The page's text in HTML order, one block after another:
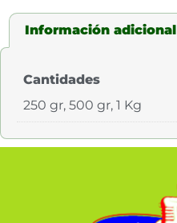
Información adicional
Cantidades
250 gr, 500 gr, 1 Kg